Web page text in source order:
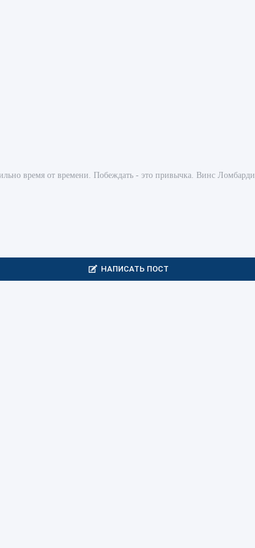
время от времени. Побеждать - это привычка. Винс Ломбарди
НАПИСАТЬ ПОСТ